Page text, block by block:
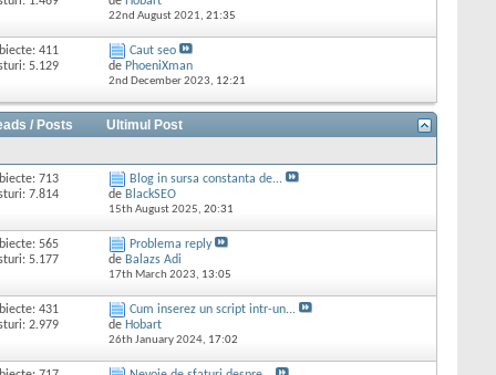
22nd August 2021, 21:35
411
5.129
Caut seo
de PhoeniXman
2nd December 2023, 12:21
/ Posts
Ultimul Post
713
7.814
Blog in sursa constanta de...
de BlackSEO
15th August 2025, 20:31
565
5.177
Problema reply
de Balazs Adi
17th March 2023, 13:05
431
2.979
Cum inserez un script intr-un...
de Hobart
26th January 2024, 17:02